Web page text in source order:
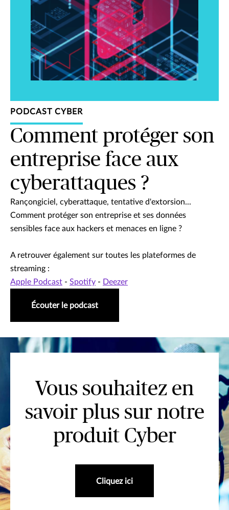
PODCAST CYBER
Comment protéger son
entreprise face aux
cyberattaques ?
Rançongiciel, cyberattaque, tentative d'extorsion...
Comment protéger son entreprise et ses données
sensibles face aux hackers et menaces en ligne ?
A retrouver également sur toutes les plateformes de
streaming :
Apple Podcast - Spotify - Deezer
Écouter le podcast
Vous souhaitez en
savoir plus sur notre
produit Cyber
Cliquez ici